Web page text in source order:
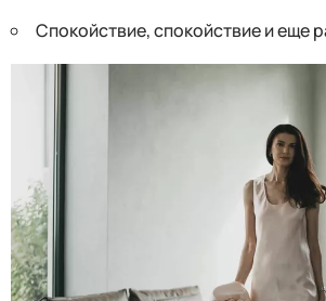
Спокойствие, спокойствие и еще